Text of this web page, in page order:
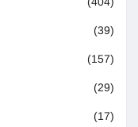
(39)
(157)
(29)
(17)